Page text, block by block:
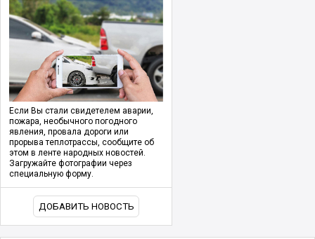
Если Вы стали свидетелем аварии,
пожара, необычного погодного
явления, провала дороги или
прорыва теплотрассы, сообщите об
этом в ленте народных новостей.
Загружайте фотографии через
специальную форму.
ДОБАВИТЬ НОВОСТЬ